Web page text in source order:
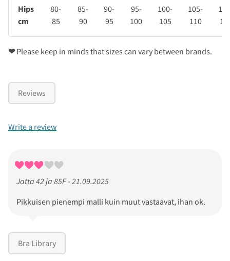
Hips
cm
80-
85
85-
90
90-
95
95-
100
100-
105
105-
110
❤Please keep in minds that sizes can vary between brands.
Reviews
Write a review
Jatta 42 ja 85F - 21.09.2025
Pikkuisen pienempi malli kuin muut vastaavat, ihan ok.
Bra Library